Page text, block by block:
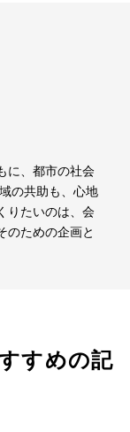
に、都市の社会
の共助も、心地
りたいのは、会
のための企画と
すめの記